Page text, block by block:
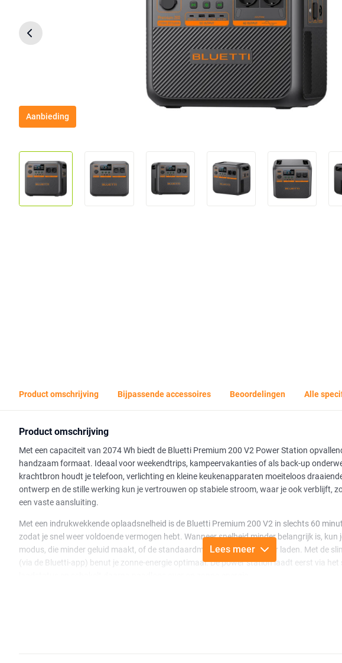
Aanbieding
Product omschrijving Bijpassende accessoires Beoordelingen Alle
Product omschrijving
Met een capaciteit van 2074 Wh biedt de Bluetti Premium 200 V2 Power Station
handzaam formaat. Ideaal voor weekendtrips, kampeervakanties of als back-up
krachtbron houdt je telefoon, verlichting en kleine keukenapparaten moeiteloos
ontwerp en de stille werking kun je vertrouwen op stabiele stroom, waar je ook verblijft,
een vaste aansluiting.
Met een indrukwekkende oplaadsnelheid is de Bluetti Premium 200 V2 in slechts 60
zodat je snel weer voldoende vermogen hebt. Wanneer snelheid minder belangrijk is, kun
modus, die minder geluid maakt, of de standaardmodus voor efficiënter laden. Met de
(via de Bluetti-app) benut je zonne-energie optimaal. De power station laadt eerst via
Lees meer